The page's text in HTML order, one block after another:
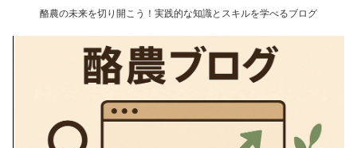
酪農の未来を切り開こう！実践的な知識とスキルを学べるブログ